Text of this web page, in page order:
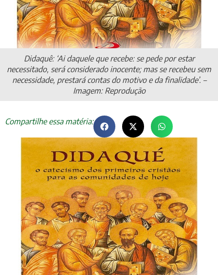
Didaquê: ‘Ai daquele que recebe: se pede por estar
necessitado, será considerado inocente; mas se recebeu sem
necessidade, prestará contas do motivo e da finalidade’. –
Imagem: Reprodução
Compartilhe essa matéria: